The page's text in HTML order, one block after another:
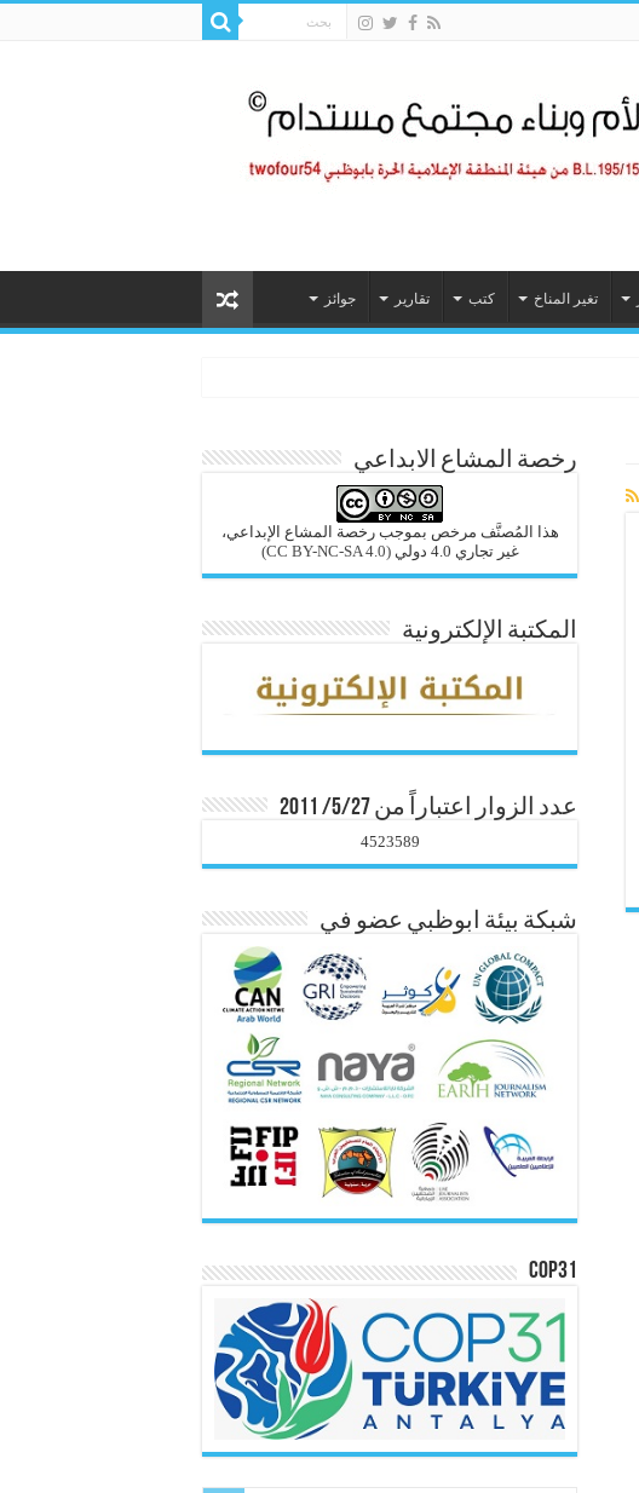
تغير المناخ كتب تقارير جوائز
رخصة المشاع الابداعي
هذا المُصنَّف مرخص بموجب رخصة المشاع الإبداعي،
غير تجاري 4.0 دولي
(CC BY-NC-SA 4.0)
المكتبة الإلكترونية
عدد الزوار اعتباراً من 5/27/ 2011
4523589
شبكة بيئة ابوظبي عضو في
COP31